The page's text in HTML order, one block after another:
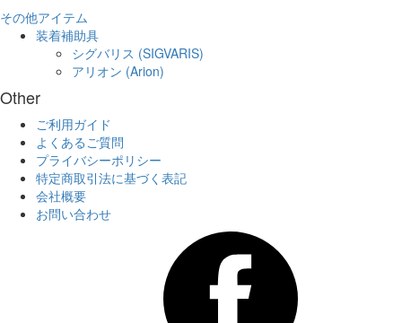
その他アイテム
装着補助具
シグバリス (SIGVARIS)
アリオン (Arion)
Other
ご利用ガイド
よくあるご質問
プライバシーポリシー
特定商取引法に基づく表記
会社概要
お問い合わせ